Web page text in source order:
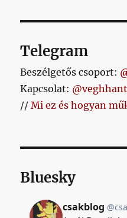
Telegram
Beszélgetős csoport:
Kapcsolat:
//Mi ez és hogyan
Bluesky